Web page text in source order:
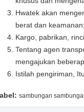
Hwatek akan
berat dan keamanan;
Kargo, pabrikan,
Tentang agen
mengajukan
Istilah pengiriman,
sambungan